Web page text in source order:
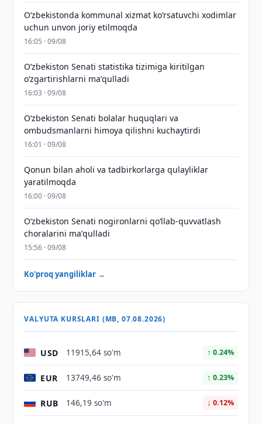
Oʻzbekistonda kommunal xizmat koʻrsatuvchi xodimlar
uchun unvon joriy etilmoqda
16:05 · 09/08
Oʻzbekiston Senati statistika tizimiga kiritilgan
oʻzgartirishlarni maʼqulladi
16:03 · 09/08
Oʻzbekiston Senati bolalar huquqlari va
ombudsmanlarni himoya qilishni kuchaytirdi
16:01 · 09/08
Qonun bilan aholi va tadbirkorlarga qulayliklar
yaratilmoqda
16:00 · 09/08
Oʻzbekiston Senati nogironlarni qoʻllab-quvvatlash
choralarini maʼqulladi
15:56 · 09/08
Ko'proq yangiliklar →
VALYUTA KURSLARI (MB, 07.08.2026)
USD 11915,64 so'm ↑ 0.24%
EUR 13749,46 so'm ↑ 0.23%
RUB 146,19 so'm ↓ 0.12%